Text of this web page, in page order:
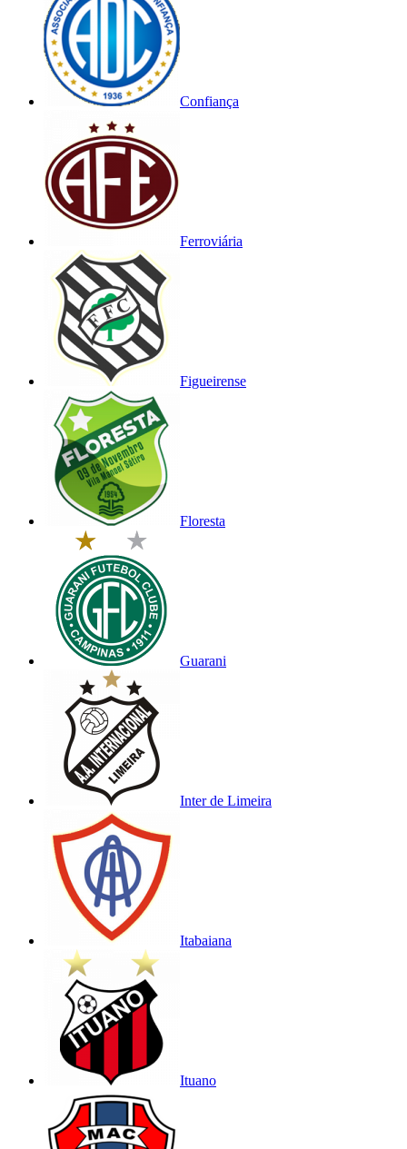
Confiança
Ferroviária
Figueirense
Floresta
Guarani
Inter de Limeira
Itabaiana
Ituano